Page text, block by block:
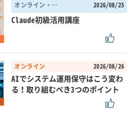
オンライン・東京都 2026/08/25
Claude初級活用講座
オンライン 2026/08/26
AIでシステム運用保守はこう変わ
る！取り組むべき3つのポイント